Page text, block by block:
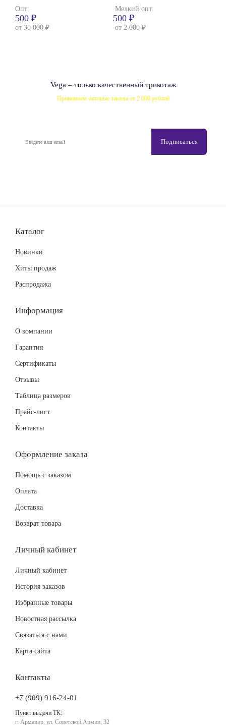
Опт: Мелкий опт:
500 ₽ 500 ₽
от 30 000 ₽ от 2 000 ₽
Vega – только качественный трикотаж
Принимаем оптовые заказы от 2 000 рублей
Каталог
Новинки
Хиты продаж
Распродажа
Информация
О компании
Гарантия
Сертификаты
Отзывы
Таблица размеров
Прайс-лист
Контакты
Оформление заказа
Помощь с заказом
Оплата
Доставка
Возврат товара
Личный кабинет
Личный кабинет
История заказов
Избранные товары
Новостная рассылка
Связаться с нами
Карта сайта
Контакты
+7 (909) 916-24-01
Пункт выдачи ТК:
г. Армавир, ул. Советской Армии, 32